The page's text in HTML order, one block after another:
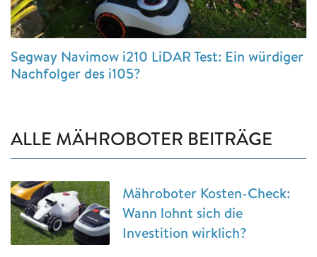
Segway Navimow i210 LiDAR Test: Ein würdiger
Nachfolger des i105?
ALLE MÄHROBOTER BEITRÄGE
Mähroboter Kosten-Check:
Wann lohnt sich die
Investition wirklich?